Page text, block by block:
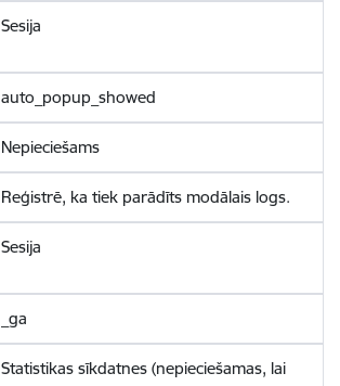
Sesija
auto_popup_showed
Nepieciešams
Reģistrē, ka tiek parādīts modālais logs.
Sesija
_ga
Statistikas sīkdatnes (nepieciešamas, lai